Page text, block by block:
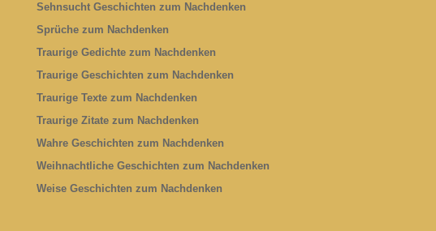
Sehnsucht Geschichten zum Nachdenken
Sprüche zum Nachdenken
Traurige Gedichte zum Nachdenken
Traurige Geschichten zum Nachdenken
Traurige Texte zum Nachdenken
Traurige Zitate zum Nachdenken
Wahre Geschichten zum Nachdenken
Weihnachtliche Geschichten zum Nachdenken
Weise Geschichten zum Nachdenken